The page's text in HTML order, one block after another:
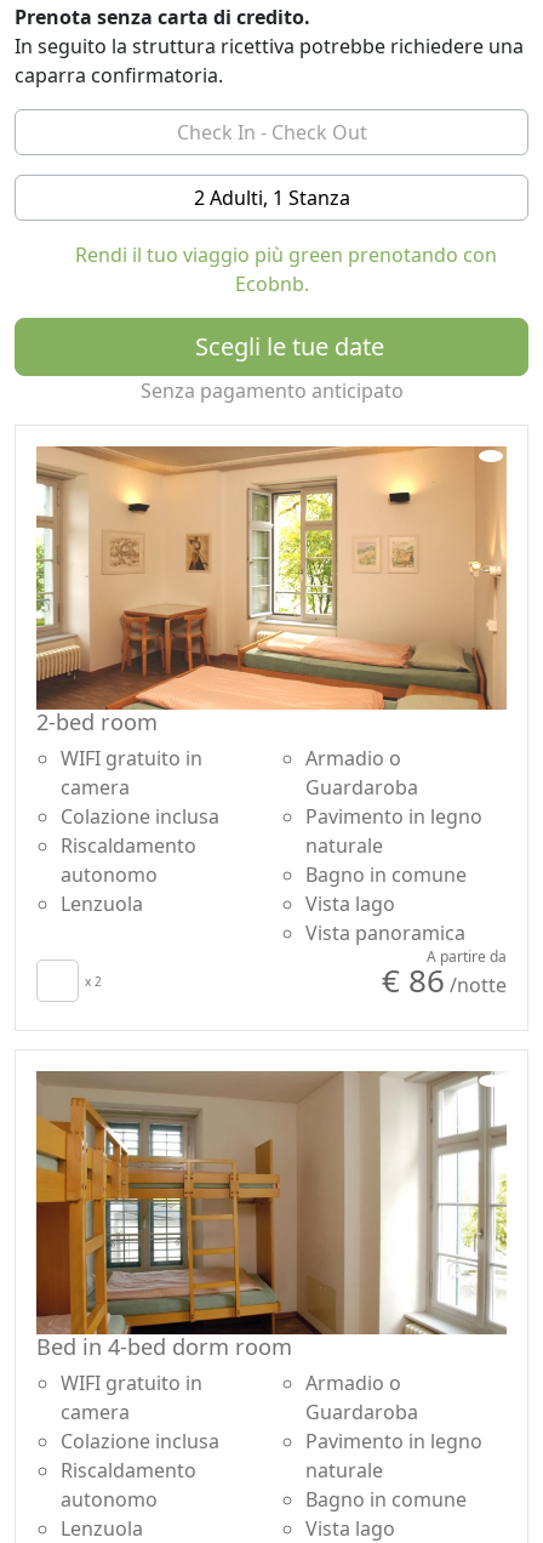
Sia che passi una sola notte o di soggiorno di pochi
giorni: il Corno troverete un piccolo paradiso per le
vacanze. Gli amanti dell'acqua nuotare, fila, vela,
windsurf e immersioni quasi alle porte. Arte e cultura
faranno il loro modo di Einsiedeln, il luogo di
pellegrinaggio con il suo imponente monastero
benedettino. Globetrotters apprezzeranno la breve
pace e la tranquillità dopo una faticosa giornata in città.
Prenota senza carta di credito.
In seguito la struttura ricettiva potrebbe richiedere una
caparra confirmatoria.
2 Adulti, 1 Stanza
Rendi il tuo viaggio più green prenotando con
Ecobnb.
Scegli le tue date
Senza pagamento anticipato
2-bed room
WIFI gratuito in
camera
Colazione inclusa
Riscaldamento
autonomo
Lenzuola
Armadio o
Guardaroba
Pavimento in legno
naturale
Bagno in comune
Vista lago
Vista panoramica
x 2
A partire da
€ 86 /notte
Bed in 4-bed dorm room
WIFI gratuito in
camera
Colazione inclusa
Riscaldamento
autonomo
Lenzuola
Armadio o
Guardaroba
Pavimento in legno
naturale
Bagno in comune
Vista lago